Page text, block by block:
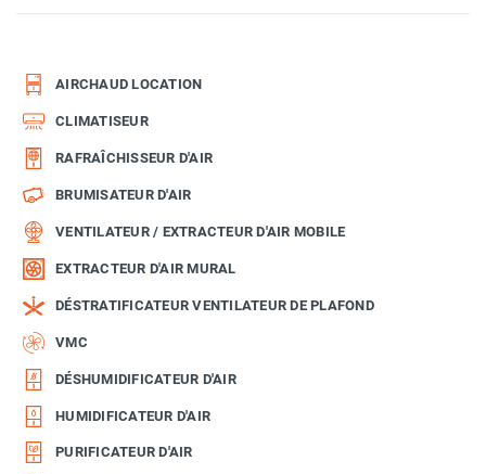
AIRCHAUD LOCATION
CLIMATISEUR
RAFRAÎCHISSEUR D'AIR
BRUMISATEUR D'AIR
VENTILATEUR / EXTRACTEUR D'AIR MOBILE
EXTRACTEUR D'AIR MURAL
DÉSTRATIFICATEUR VENTILATEUR DE PLAFOND
VMC
DÉSHUMIDIFICATEUR D'AIR
HUMIDIFICATEUR D'AIR
PURIFICATEUR D'AIR